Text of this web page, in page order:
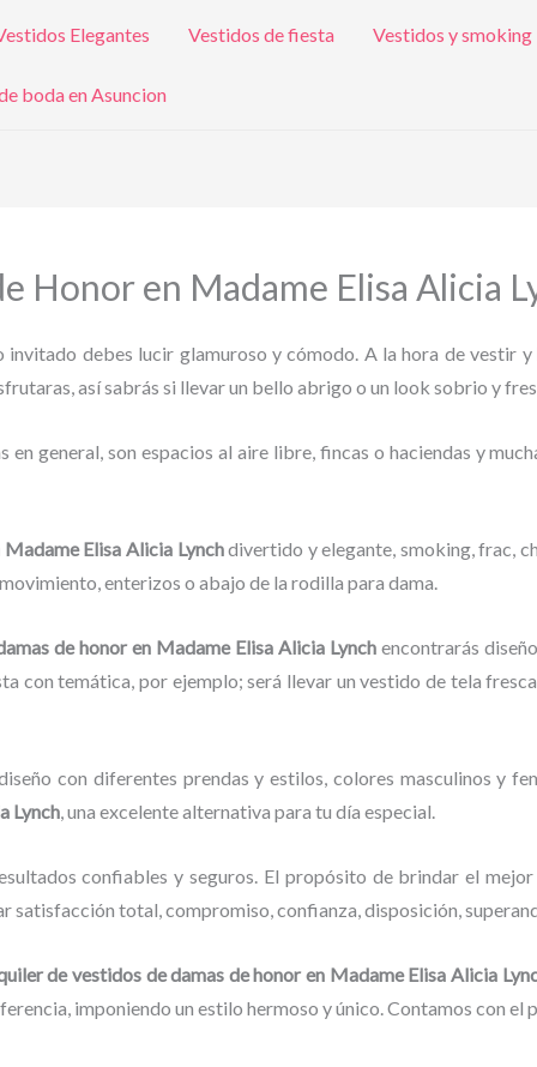
Elegantes Vestidos de fiesta Vestidos y smoking
boda en Asuncion
Honor en Madame Elisa Alicia
debes lucir glamuroso y cómodo. A la hora de vestir y
así sabrás si llevar un bello abrigo o un look sobrio y
general, son espacios al aire libre, fincas o haciendas y
Elisa Alicia Lynchdivertido y elegante, smoking, frac,
enterizos o abajo de la rodilla para dama.
de honor en Madame Elisa Alicia Lynch encontrarás
con temática, por ejemplo; será llevar un vestido de tela
con diferentes prendas y estilos, colores masculinos y
Lynch, una excelente alternativa para tu día especial.
confiables y seguros. El propósito de brindar el
satisfacción total, compromiso, confianza, disposición,
de vestidos de damas de honoren Madame Elisa Alicia
imponiendo un estilo hermoso y único. Contamos con el